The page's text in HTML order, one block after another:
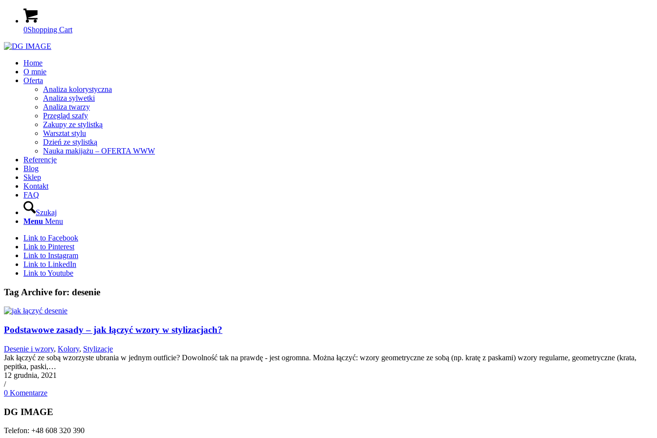
0Shopping Cart
Home
O mnie
Oferta
Analiza kolorystyczna
Analiza sylwetki
Analiza twarzy
Przegląd szafy
Zakupy ze stylistką
Warsztat stylu
Dzień ze stylistką
Nauka makijażu – OFERTA WWW
Referencje
Blog
Sklep
Kontakt
FAQ
Szukaj
Menu Menu
Link to Facebook
Link to Pinterest
Link to Instagram
Link to LinkedIn
Link to Youtube
Tag Archive for: desenie
Podstawowe zasady – jak łączyć wzory w stylizacjach?
Desenie i wzory, Kolory, Stylizacje
Jak łączyć ze sobą wzorzyste ubrania w jednym outficie? Dowolność tak na prawdę - jest ogromna. Można łączyć: wzory geometryczne ze sobą (np. kratę z paskami) wzory regularne, geometryczne (krata,
pepitka, paski,…
12 grudnia, 2021
/
0 Komentarze
DG IMAGE
Telefon: +48 608 320 390